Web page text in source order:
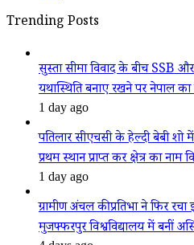
Trending Posts
सुस्ता सीमा विवाद के बीच SSB
यथास्थिति बनाए रखने पर नेपाल
1 day ago
पतिलार सीएचसी के हेल्दी बेबी शो
प्रथम स्थान प्राप्त कर क्षेत्र का नाम
1 day ago
ग्रामीण अंचल की प्रतिभा ने फिर रचा
मुजफ्फरपुर विश्वविद्यालय में बनीं